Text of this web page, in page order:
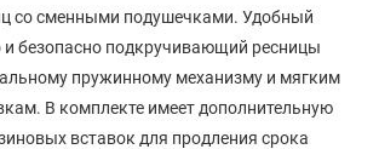
со сменными подушечками. Удобный
безопасно подкручивающий ресницы
пружинному механизму и мягким
В комплекте имеет дополнительную
вставок для продления срока